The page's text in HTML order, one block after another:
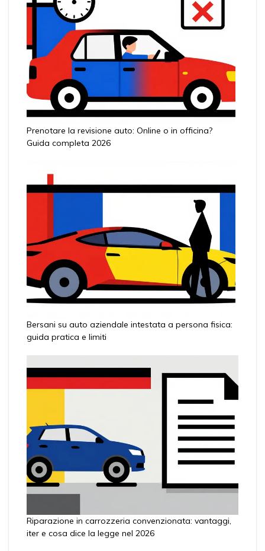
Prenotare la revisione auto: Online o in officina?
Guida completa 2026
Bersani su auto aziendale intestata a persona fisica:
guida pratica e limiti
Riparazione in carrozzeria convenzionata: vantaggi,
iter e cosa dice la legge nel 2026